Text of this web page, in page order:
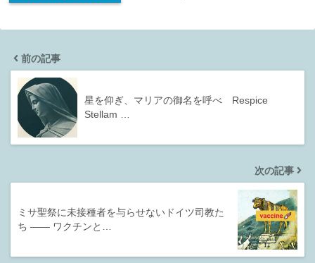
前の記事
星を仰ぎ、マリアの御名を呼べ Respice
Stellam …
次の記事
ミサ聖祭に未接種者を与らせないドイツ司教た
ち ―― ワクチンと…